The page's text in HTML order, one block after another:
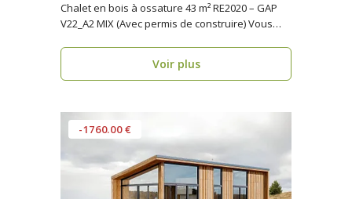
Chalet en bois à ossature 43 m² RE2020 – GAP
V22_A2 MIX (Avec permis de construire) Vous
Voir plus
-1760.00 €